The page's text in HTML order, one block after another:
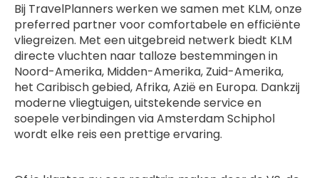
Bij TravelPlanners werken we samen met KLM, onze
preferred partner voor comfortabele en efficiënte
vliegreizen. Met een uitgebreid netwerk biedt KLM
directe vluchten naar talloze bestemmingen in
Noord-Amerika, Midden-Amerika, Zuid-Amerika,
het Caribisch gebied, Afrika, Azië en Europa. Dankzij
moderne vliegtuigen, uitstekende service en
soepele verbindingen via Amsterdam Schiphol
wordt elke reis een prettige ervaring.